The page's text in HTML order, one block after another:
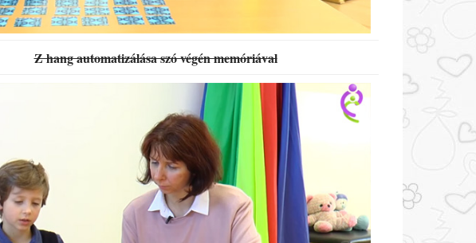
Z hang automatizálása szó végén memóriával